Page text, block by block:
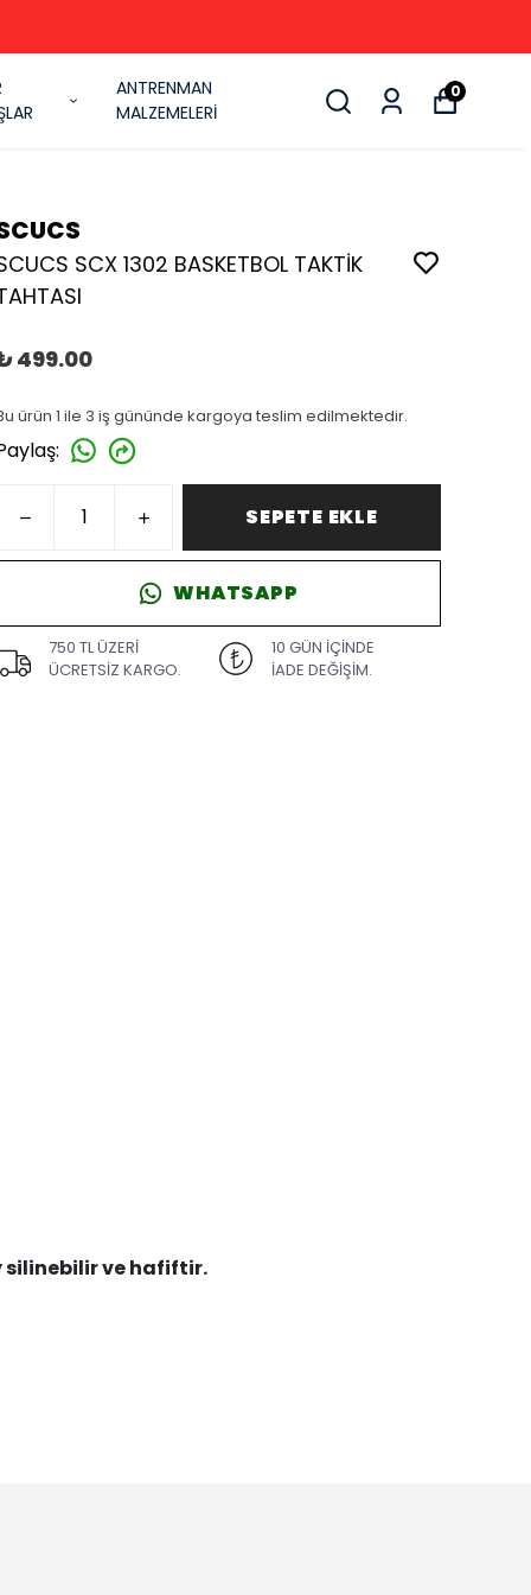
ANTRENMAN
MALZEMELERİ
0
SCX 1302 BASKETBOL TAKTİK
499.00
ürün 1 ile 3 iş gününde kargoya teslim edilmektedir.
:
SEPETE EKLE
WHATSAPP
750 TL ÜZERİ
ÜCRETSİZ KARGO.
10 GÜN İÇİNDE
İADE DEĞİŞİM.
silinebilir ve hafiftir.